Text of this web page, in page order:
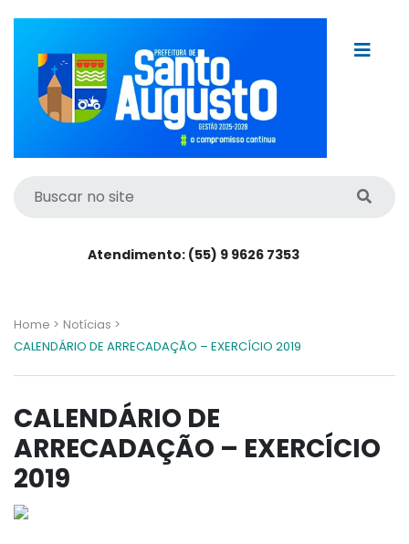
Atendimento: (55) 9 9626 7353
Home > Notícias >
CALENDÁRIO DE ARRECADAÇÃO – EXERCÍCIO 2019
CALENDÁRIO DE
ARRECADAÇÃO – EXERCÍCIO
2019